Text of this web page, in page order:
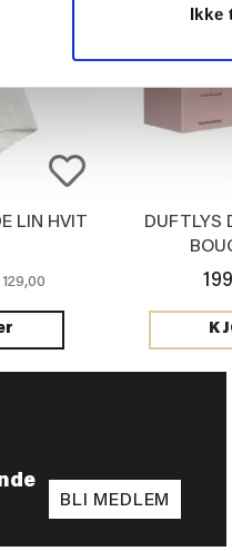
Ikke
LIN HVIT
129,00
DUFTLYS
BLI MEDLEM